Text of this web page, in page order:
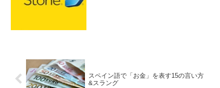
スペイン語で「お金」を表す15の言い方
&スラング